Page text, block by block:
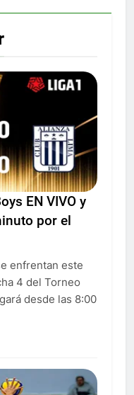
EN VIVO y
por el
enfrentan este
4 del Torneo
desde las 8:00